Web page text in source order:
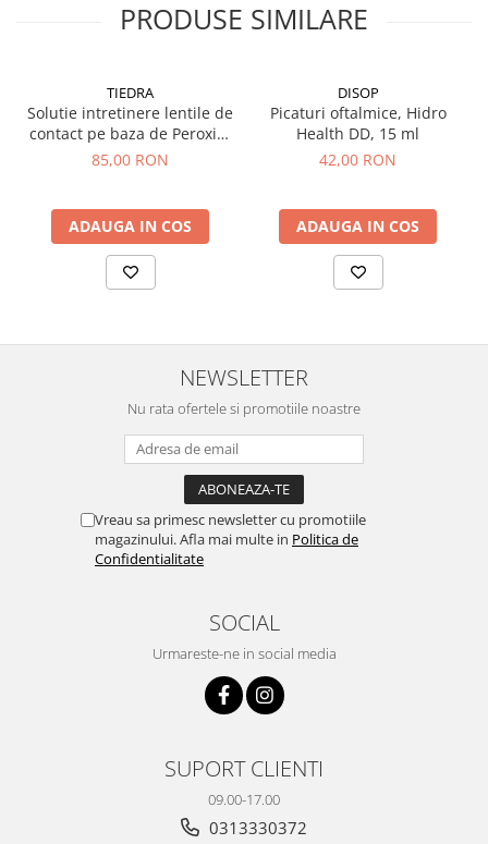
PRODUSE SIMILARE
TIEDRA
Solutie intretinere lentile de
contact pe baza de Peroxid,
aquamax TOTAL, 360 ml
85,00 RON
ADAUGA IN COS
DISOP
Picaturi oftalmice, Hidro
Health DD, 15 ml
42,00 RON
ADAUGA IN COS
NEWSLETTER
Nu rata ofertele si promotiile noastre
Vreau sa primesc newsletter cu promotiile
magazinului. Afla mai multe in Politica de
Confidentialitate
SOCIAL
Urmareste-ne in social media
SUPORT CLIENTI
09.00-17.00
0313330372